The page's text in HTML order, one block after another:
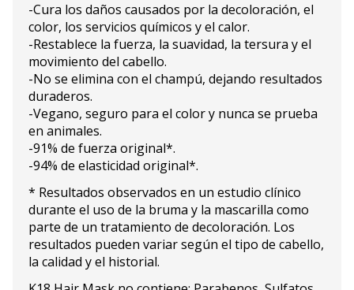
-Cura los daños causados por la decoloración, el
color, los servicios químicos y el calor.
-Restablece la fuerza, la suavidad, la tersura y el
movimiento del cabello.
-No se elimina con el champú, dejando resultados
duraderos.
-Vegano, seguro para el color y nunca se prueba
en animales.
-91% de fuerza original*.
-94% de elasticidad original*.
* Resultados observados en un estudio clínico
durante el uso de la bruma y la mascarilla como
parte de un tratamiento de decoloración. Los
resultados pueden variar según el tipo de cabello,
la calidad y el historial.